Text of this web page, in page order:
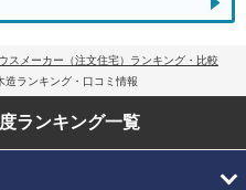
スメーカー（注文住宅）ランキング・比較
造ランキング・口コミ情報
ランキング一覧